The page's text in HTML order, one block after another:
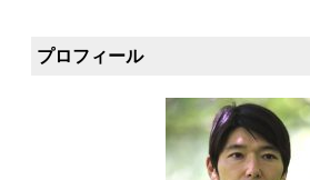
プロフィール